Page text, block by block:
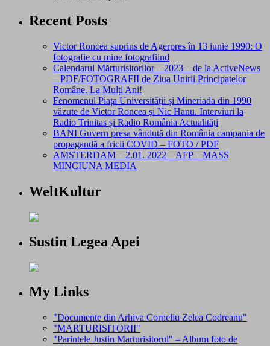
Recent Posts
Victor Roncea suprins de Agerpres în 13 iunie 1990: O
fotografie cu mine fotografiind
Calendarul Mărturisitorilor – 2023 – de la ActiveNews
– PDF/FOTOGRAFII de Ziua Unirii Principatelor
Române. La Mulți Ani!
Fenomenul Piața Universității și Mineriada din 1990
văzute de Victor Roncea și Nic Hanu. Interviuri la
Radio Trinitas și Radio România Actualități
BANI Guvern presa vândută din România campania de
propagandă a fricii COVID – FOTO / PDF
AMSTERDAM – 2.01. 2022 – AFP – MASS
MINCIUNA MEDIA
WeltKultur
Sustin Legea Apei
My Links
"Documente din Arhiva Corneliu Zelea Codreanu"
"MARTURISITORII"
"Parintele Justin Marturisitorul" – Album foto de